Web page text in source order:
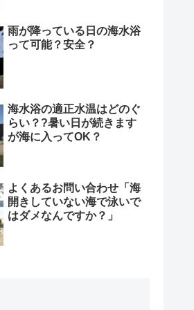
雨が降っている日の海水浴
って可能？安全？
海水浴の適正水温はどのぐ
らい？?暑い日が続きます
が海に入ってOK？
よくあるお問い合わせ「海
開きしていない海で泳いで
はダメなんですか？」